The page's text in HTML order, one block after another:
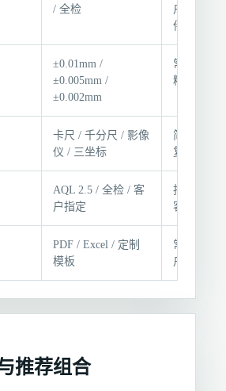
/ 全检
户指定 /
件
±0.01mm /
±0.005mm /
±0.002mm
常规公差
精密配合
卡尺 / 千分尺 / 影像
仪 / 三坐标
简单尺寸
复杂曲面
AQL 2.5 / 全检 / 客
户指定
批量稳定
客户要求
PDF / Excel / 定制
模板
常规 / 数
户系统对
推荐组合